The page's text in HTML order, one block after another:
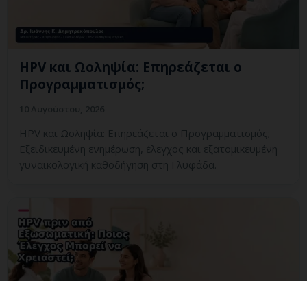
HPV και Ωοληψία: Επηρεάζεται ο
Προγραμματισμός;
HPV και Ωοληψία: Επηρεάζεται ο Προγραμματισμός;
Εξειδικευμένη ενημέρωση, έλεγχος και εξατομικευμένη
γυναικολογική καθοδήγηση στη Γλυφάδα.